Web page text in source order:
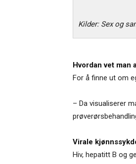
Kilder: Sex og
Hvordan vet
For å finne ut om
– Da visualiserer
Virale
Hiv, hepatitt B og